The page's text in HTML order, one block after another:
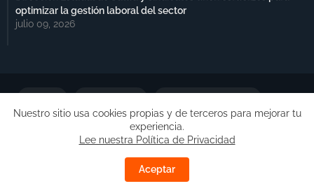
optimizar la gestión laboral del sector
julio 09, 2026
Free Blogger Templates
| Desarrollado por
Nuestro sitio usa cookies propias y de terceros para mejorar tu
experiencia.
Lee nuestra Política de Privacidad
Aceptar